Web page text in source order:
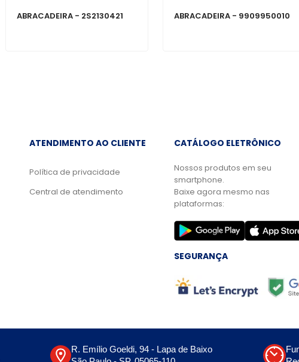
ABRACADEIRA - 2S2130421 ABRACADEIRA - 9909950010
ATENDIMENTO AO CLIENTE
Política de privacidade
Central de atendimento
CATÁLOGO ELETRÔNICO
Nossos produtos em seu
smartphone.
Baixe agora mesmo nas
plataformas:
SEGURANÇA
R. Emílio Goeldi, 94 - Lapa de Baixo